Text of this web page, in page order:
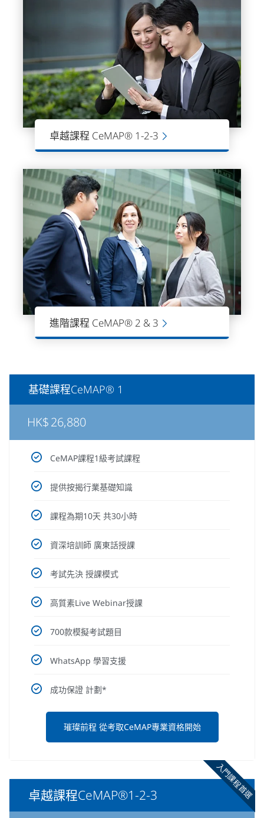
卓越課程 CeMAP® 1-2-3
CeMAP課程由英國金融行為監管局
CeMAP資格證書，合法地提供按揭建議
和貸款服務。
進階課程 CeMAP® 2 & 3
CeMAP課程2 & 3 級別是進階課程。讓
中的專業地位。
基礎課程CeMAP® 1
HK$26,880
CeMAP課程1級考試課程
提供按揭行業基礎知識
課程為期10天 共30小時
資深培訓師 廣東話授課
考試先決 授課模式
高質素Live Webinar授課
700款模擬考試題目
WhatsApp 學習支援
成功保證 計劃*
璀璨前程 從考取CeMAP專業資格開始
入門課程首選
卓越課程CeMAP®1-2-3